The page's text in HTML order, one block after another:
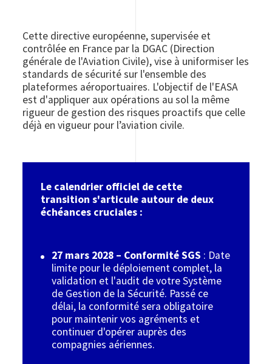
Cette directive européenne, supervisée et
contrôlée en France par la DGAC (Direction
générale de l'Aviation Civile), vise à uniformiser les
standards de sécurité sur l'ensemble des
plateformes aéroportuaires. L'objectif de l'EASA
est d'appliquer aux opérations au sol la même
rigueur de gestion des risques proactifs que celle
déjà en vigueur pour l’aviation civile.
Le calendrier officiel de cette
transition s'articule autour de deux
échéances cruciales :
27 mars 2028 – Conformité SGS : Date
limite pour le déploiement complet, la
validation et l'audit de votre Système
de Gestion de la Sécurité. Passé ce
délai, la conformité sera obligatoire
pour maintenir vos agréments et
continuer d'opérer auprès des
compagnies aériennes.